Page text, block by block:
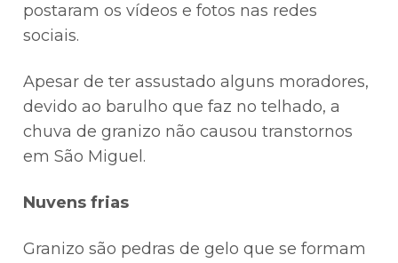
postaram os vídeos e fotos nas redes
sociais.
Apesar de ter assustado alguns moradores,
devido ao barulho que faz no telhado, a
chuva de granizo não causou transtornos
em São Miguel.
Nuvens frias
Granizo são pedras de gelo que se formam